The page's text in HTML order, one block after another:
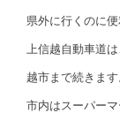
県外に行くのに便
上信越自動車道
越市まで続きます
市内はスーパー